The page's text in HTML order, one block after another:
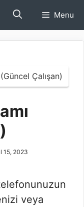
Menu
Çalışan)
15, 2023
veya